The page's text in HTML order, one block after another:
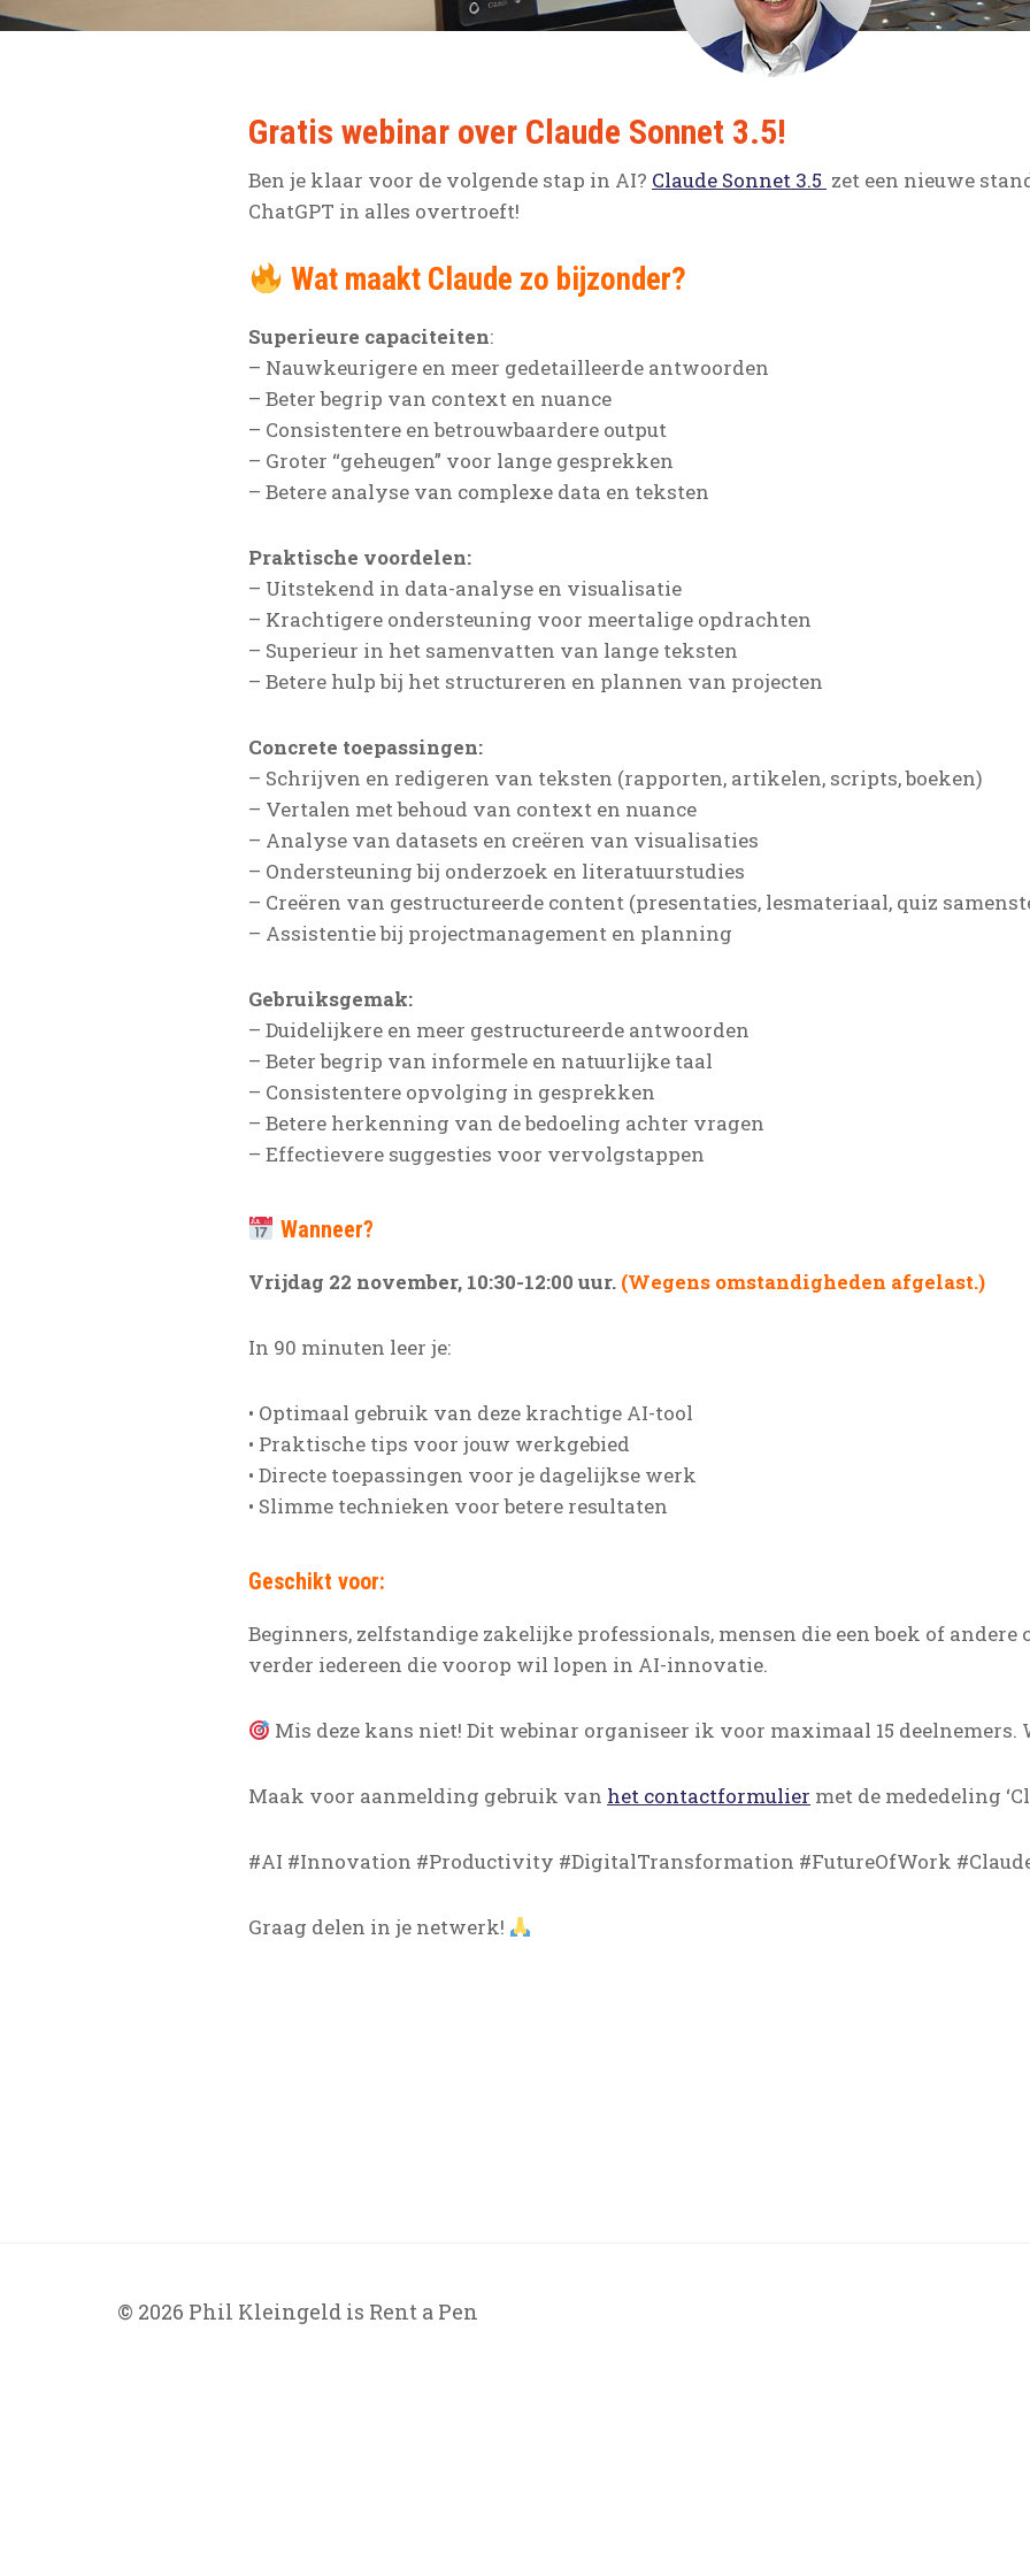
Gratis webinar over Claude Sonnet 3.5!
Ben je klaar voor de volgende stap in AI? Claude Sonnet 3.5 zet een nieuwe
ChatGPT in alles overtroeft!
Wat maakt Claude zo bijzonder?
Superieure capaciteiten:
– Nauwkeurigere en meer gedetailleerde antwoorden
– Beter begrip van context en nuance
– Consistentere en betrouwbaardere output
– Groter “geheugen” voor lange gesprekken
– Betere analyse van complexe data en teksten
Praktische voordelen:
– Uitstekend in data-analyse en visualisatie
– Krachtigere ondersteuning voor meertalige opdrachten
– Superieur in het samenvatten van lange teksten
– Betere hulp bij het structureren en plannen van projecten
Concrete toepassingen:
– Schrijven en redigeren van teksten (rapporten, artikelen, scripts, boeken)
– Vertalen met behoud van context en nuance
– Analyse van datasets en creëren van visualisaties
– Ondersteuning bij onderzoek en literatuurstudies
– Creëren van gestructureerde content (presentaties, lesmateriaal, quiz
– Assistentie bij projectmanagement en planning
Gebruiksgemak:
– Duidelijkere en meer gestructureerde antwoorden
– Beter begrip van informele en natuurlijke taal
– Consistentere opvolging in gesprekken
– Betere herkenning van de bedoeling achter vragen
– Effectievere suggesties voor vervolgstappen
Wanneer?
Vrijdag 22 november, 10:30-12:00 uur. (Wegens omstandigheden afgelast.)
In 90 minuten leer je:
• Optimaal gebruik van deze krachtige AI-tool
• Praktische tips voor jouw werkgebied
• Directe toepassingen voor je dagelijkse werk
• Slimme technieken voor betere resultaten
Geschikt voor:
Beginners, zelfstandige zakelijke professionals, mensen die een boek of
verder iedereen die voorop wil lopen in AI-innovatie.
Mis deze kans niet! Dit webinar organiseer ik voor maximaal 15 deelnemers.
Maak voor aanmelding gebruik van het contactformulier met de mededeling
#AI #Innovation #Productivity #DigitalTransformation #FutureOfWork
Graag delen in je netwerk!
© 2026 Phil Kleingeld is Rent a Pen